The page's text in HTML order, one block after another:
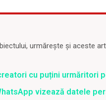
urmărește și aceste
cu puțini urmăritori
vizează datele